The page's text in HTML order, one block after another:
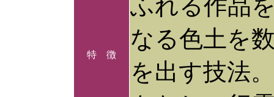
特 徴
ふれる作品
なる色土を
を出す技法